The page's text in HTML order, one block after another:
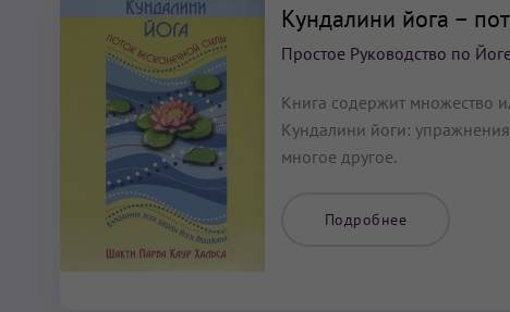
Кундалини йога –
Простое Руководство по
Книга содержит множество
Кундалини йоги:
многое другое.
Подробнее